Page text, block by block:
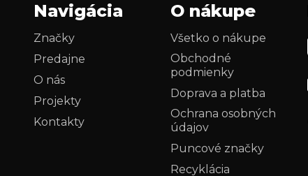
Navigácia
Značky
Predajne
O nás
Projekty
Kontakty
O nákupe
Všetko o nákupe
Obchodné
podmienky
Doprava a platba
Ochrana osobných
údajov
Puncové značky
Recyklácia